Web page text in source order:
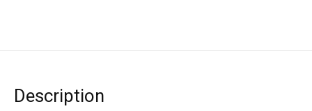
Description